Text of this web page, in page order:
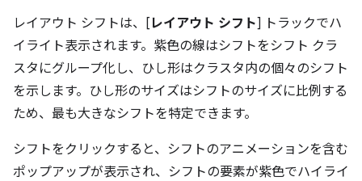
レイアウト シフトは、[ レイアウト シフト] トラックでハ
イライト表示されます。紫色の線はシフトをシフト クラ
スタにグループ化し、ひし形はクラスタ内の個々のシフト
を示します。ひし形のサイズはシフトのサイズに比例する
ため、最も大きなシフトを特定できます。
シフトをクリックすると、シフトのアニメーションを含む
ポップアップが表示され、シフトの要素が紫色でハイライ